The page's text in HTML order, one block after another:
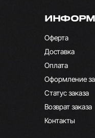
Оферта
Доставка
Оплата
Оформление
Статус заказа
Возврат заказа
Контакты